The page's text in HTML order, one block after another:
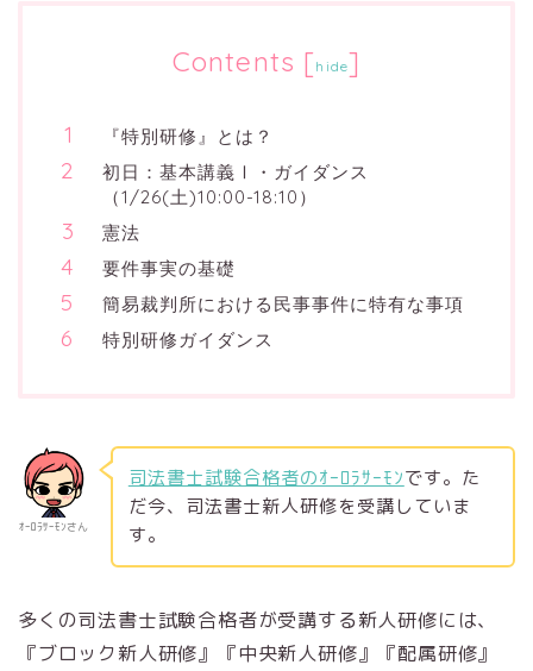
Contents [ hide]
『特別研修』とは？
初日：基本講義Ⅰ・ガイダンス
（1/26(土)10:00-18:10）
憲法
要件事実の基礎
簡易裁判所における民事事件に特有な事項
特別研修ガイダンス
ｵｰﾛﾗｻｰﾓﾝさん
司法書士試験合格者のｵｰﾛﾗｻｰﾓﾝです。た
だ今、司法書士新人研修を受講していま
す。
多くの司法書士試験合格者が受講する新人研修には、
『ブロック新人研修』『中央新人研修』『配属研修』